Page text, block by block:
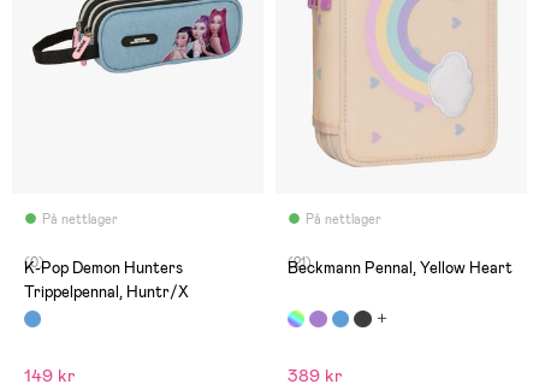
På nettlager
(0)
K-Pop Demon Hunters
Trippelpennal, Huntr/X
149 kr
På nettlager
(21)
Beckmann Pennal, Yellow Heart
389 kr